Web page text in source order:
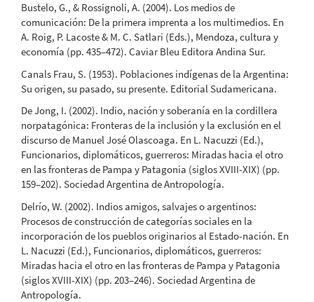
Bustelo, G., & Rossignoli, A. (2004). Los medios de
comunicación: De la primera imprenta a los multimedios. En
A. Roig, P. Lacoste & M. C. Satlari (Eds.), Mendoza, cultura y
economía (pp. 435–472). Caviar Bleu Editora Andina Sur.
Canals Frau, S. (1953). Poblaciones indígenas de la Argentina:
Su origen, su pasado, su presente. Editorial Sudamericana.
De Jong, I. (2002). Indio, nación y soberanía en la cordillera
norpatagónica: Fronteras de la inclusión y la exclusión en el
discurso de Manuel José Olascoaga. En L. Nacuzzi (Ed.),
Funcionarios, diplomáticos, guerreros: Miradas hacia el otro
en las fronteras de Pampa y Patagonia (siglos XVIII-XIX) (pp.
159–202). Sociedad Argentina de Antropología.
Delrío, W. (2002). Indios amigos, salvajes o argentinos:
Procesos de construcción de categorías sociales en la
incorporación de los pueblos originarios al Estado-nación. En
L. Nacuzzi (Ed.), Funcionarios, diplomáticos, guerreros:
Miradas hacia el otro en las fronteras de Pampa y Patagonia
(siglos XVIII-XIX) (pp. 203–246). Sociedad Argentina de
Antropología.